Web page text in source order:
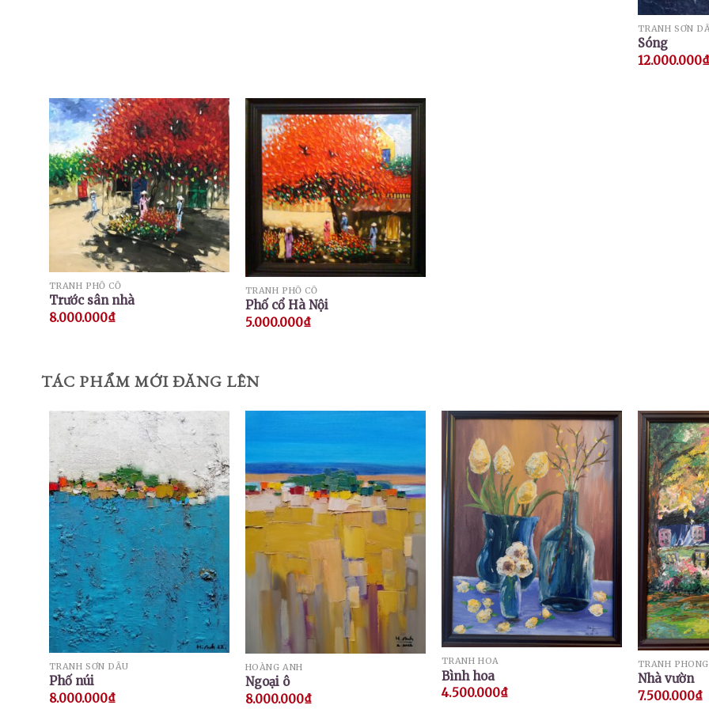
TRANH SƠN
Sóng
12.000.000₫
TRANH PHỐ CỔ
Trước sân nhà
8.000.000₫
TRANH PHỐ CỔ
Phố cổ Hà Nội
5.000.000₫
TÁC PHẨM MỚI ĐĂNG LÊN
TRANH SƠN DẦU
Phố núi
8.000.000₫
HOÀNG ANH
Ngoại ô
8.000.000₫
TRANH HOA
Bình hoa
4.500.000₫
TRANH
Nhà vườn
7.500.000₫